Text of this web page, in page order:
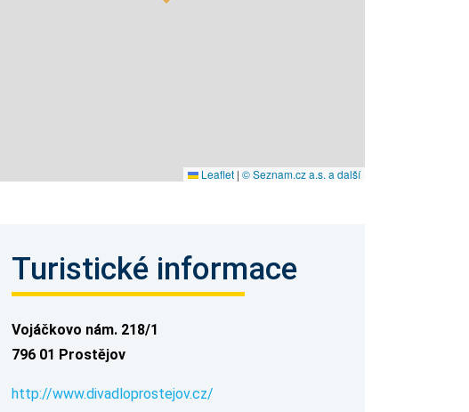
Leaflet | © Seznam.cz a.s. a další
Turistické informace
Vojáčkovo nám. 218/1
796 01 Prostějov
http://www.divadloprostejov.cz/